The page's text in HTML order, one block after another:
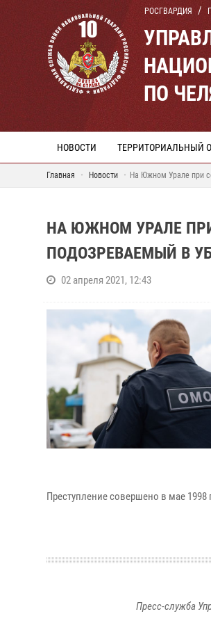
РОСГВАРДИЯ
ПО
НОВОСТИ ТЕРРИТОРИАЛЬНЫЙ
Главная Новости На Южном Урале при
НА ЮЖНОМ УРАЛЕ
ПОДОЗРЕВАЕМЫЙ В
02 апреля 2021, 12:43
Преступление совершено в мае 1998
Пресс-служба